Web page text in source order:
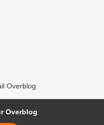
Overblog
Overblog